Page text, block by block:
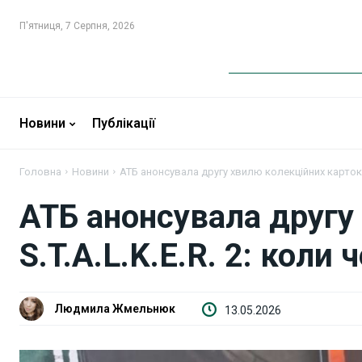
Валютний ринок
Криптовалюта
Робота і освіта
Публікації
Валютний ринок
Криптовалюта
Робота і освіта
Публікації
П'ятниця, 7 Серпня, 2026
Новини Публікації
Головна Новини АТБ анонсувала другу хвилю колекційних карток
АТБ анонсувала
S.T.A.L.K.E.R. 2: коли
Людмила Жмельнюк 13.05.2026